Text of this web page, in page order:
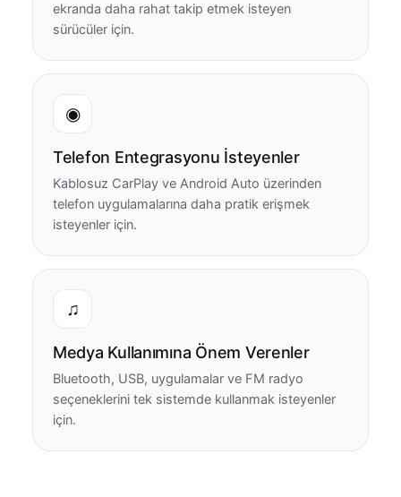
ekranda daha rahat takip etmek isteyen
sürücüler için.
◉
Telefon Entegrasyonu İsteyenler
Kablosuz CarPlay ve Android Auto üzerinden
telefon uygulamalarına daha pratik erişmek
isteyenler için.
♫
Medya Kullanımına Önem Verenler
Bluetooth, USB, uygulamalar ve FM radyo
seçeneklerini tek sistemde kullanmak isteyenler
için.